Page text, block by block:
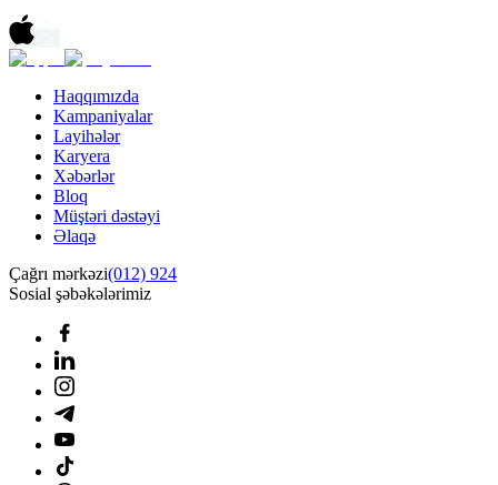
Haqqımızda
Kampaniyalar
Layihələr
Karyera
Xəbərlər
Bloq
Müştəri dəstəyi
Əlaqə
Çağrı mərkəzi(012) 924
Sosial şəbəkələrimiz